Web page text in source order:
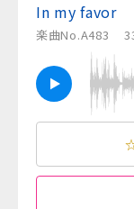
In my favor
楽曲No.A483